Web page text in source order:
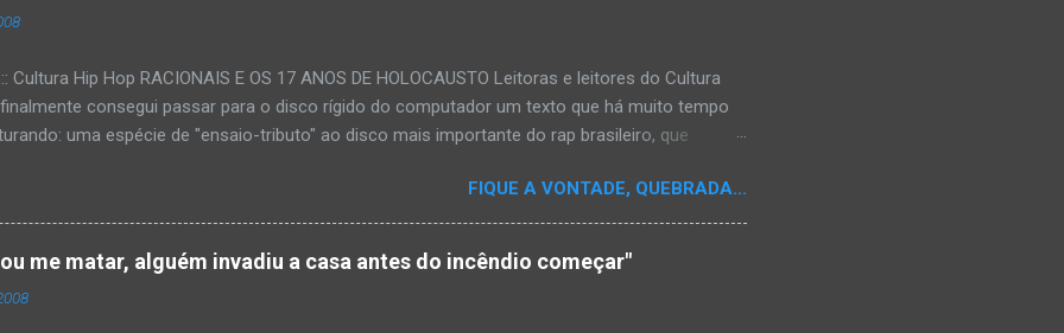
Cultura Hip Hop RACIONAIS E OS 17 ANOS DE HOLOCAUSTO Leitoras e leitores do Cultura
consegui passar para o disco rígido do computador um texto que há muito tempo
uma espécie de "ensaio-tributo" ao disco mais importante do rap brasileiro, que
costume, uma pequena digressão. É muito disseminada em nosso país a crença de que o
tem memória. Fala-se muito por aí que não cultuamos nossos antepassados nem nossa
sociocultural. No que diz respeito ao hip-hop, cabe a nós, formadores de opinião
responsáveis, tentar mudar essa trajetória de descaso e esquecimento. Assim, o sítio
Hop tornou-se mais um dos espaços de preservação e disseminação da rica história do
FIQUE A VONTADE, QUEBRADA...
me matar, alguém invadiu a casa antes do incêndio começar"